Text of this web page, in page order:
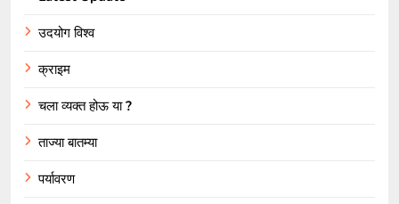
उदयोग विश्व
क्राइम
चला व्यक्त होऊ या ?
ताज्या बातम्या
पर्यावरण